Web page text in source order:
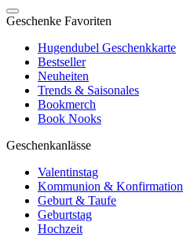
Geschenke Favoriten
Hugendubel Geschenkkarte
Bestseller
Neuheiten
Trends & Saisonales
Bookmerch
Book Nooks
Geschenkanlässe
Valentinstag
Kommunion & Konfirmation
Geburt & Taufe
Geburtstag
Hochzeit